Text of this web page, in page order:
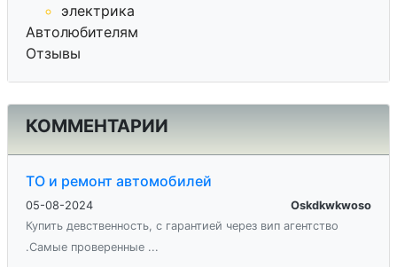
электрика
Автолюбителям
Отзывы
КОММЕНТАРИИ
ТО и ремонт автомобилей
05-08-2024
Oskdkwkwoso
Купить девственность, с гарантией через вип агентство
.Самые проверенные ...